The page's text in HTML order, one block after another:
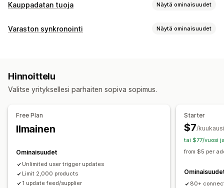
Kauppadatan tuoja Näytä ominaisuudet
Tietojen synkronointi
Reaaliaikainen synkronointi
Joukkovienti
Ajastettu tuonti
Suurten tiedostojen tuki
CSV
Tuotteet
Varaston synkronointi Näytä ominaisuudet
Useat kaupat
Joukkosynkronointi Reaaliaikainen Ajastettu
Sähköposti-ilmoitukset
Varastoilmoitukset
Ilmoitukset loppumassa olevista tuotteista
Tietojen tuonti ja vienti Reaaliaikainen tila
Yksityiskohtaiset lokit
Hinnoittelu
Valitse yrityksellesi parhaiten sopiva sopimus.
Free Plan
Ilmainen
Ominaisuudet
Unlimited user trigger updates
Limit 2,000 products
1 update feed/supplier
Starter
$7/
tai $77/vuosi
from $5 per
80+